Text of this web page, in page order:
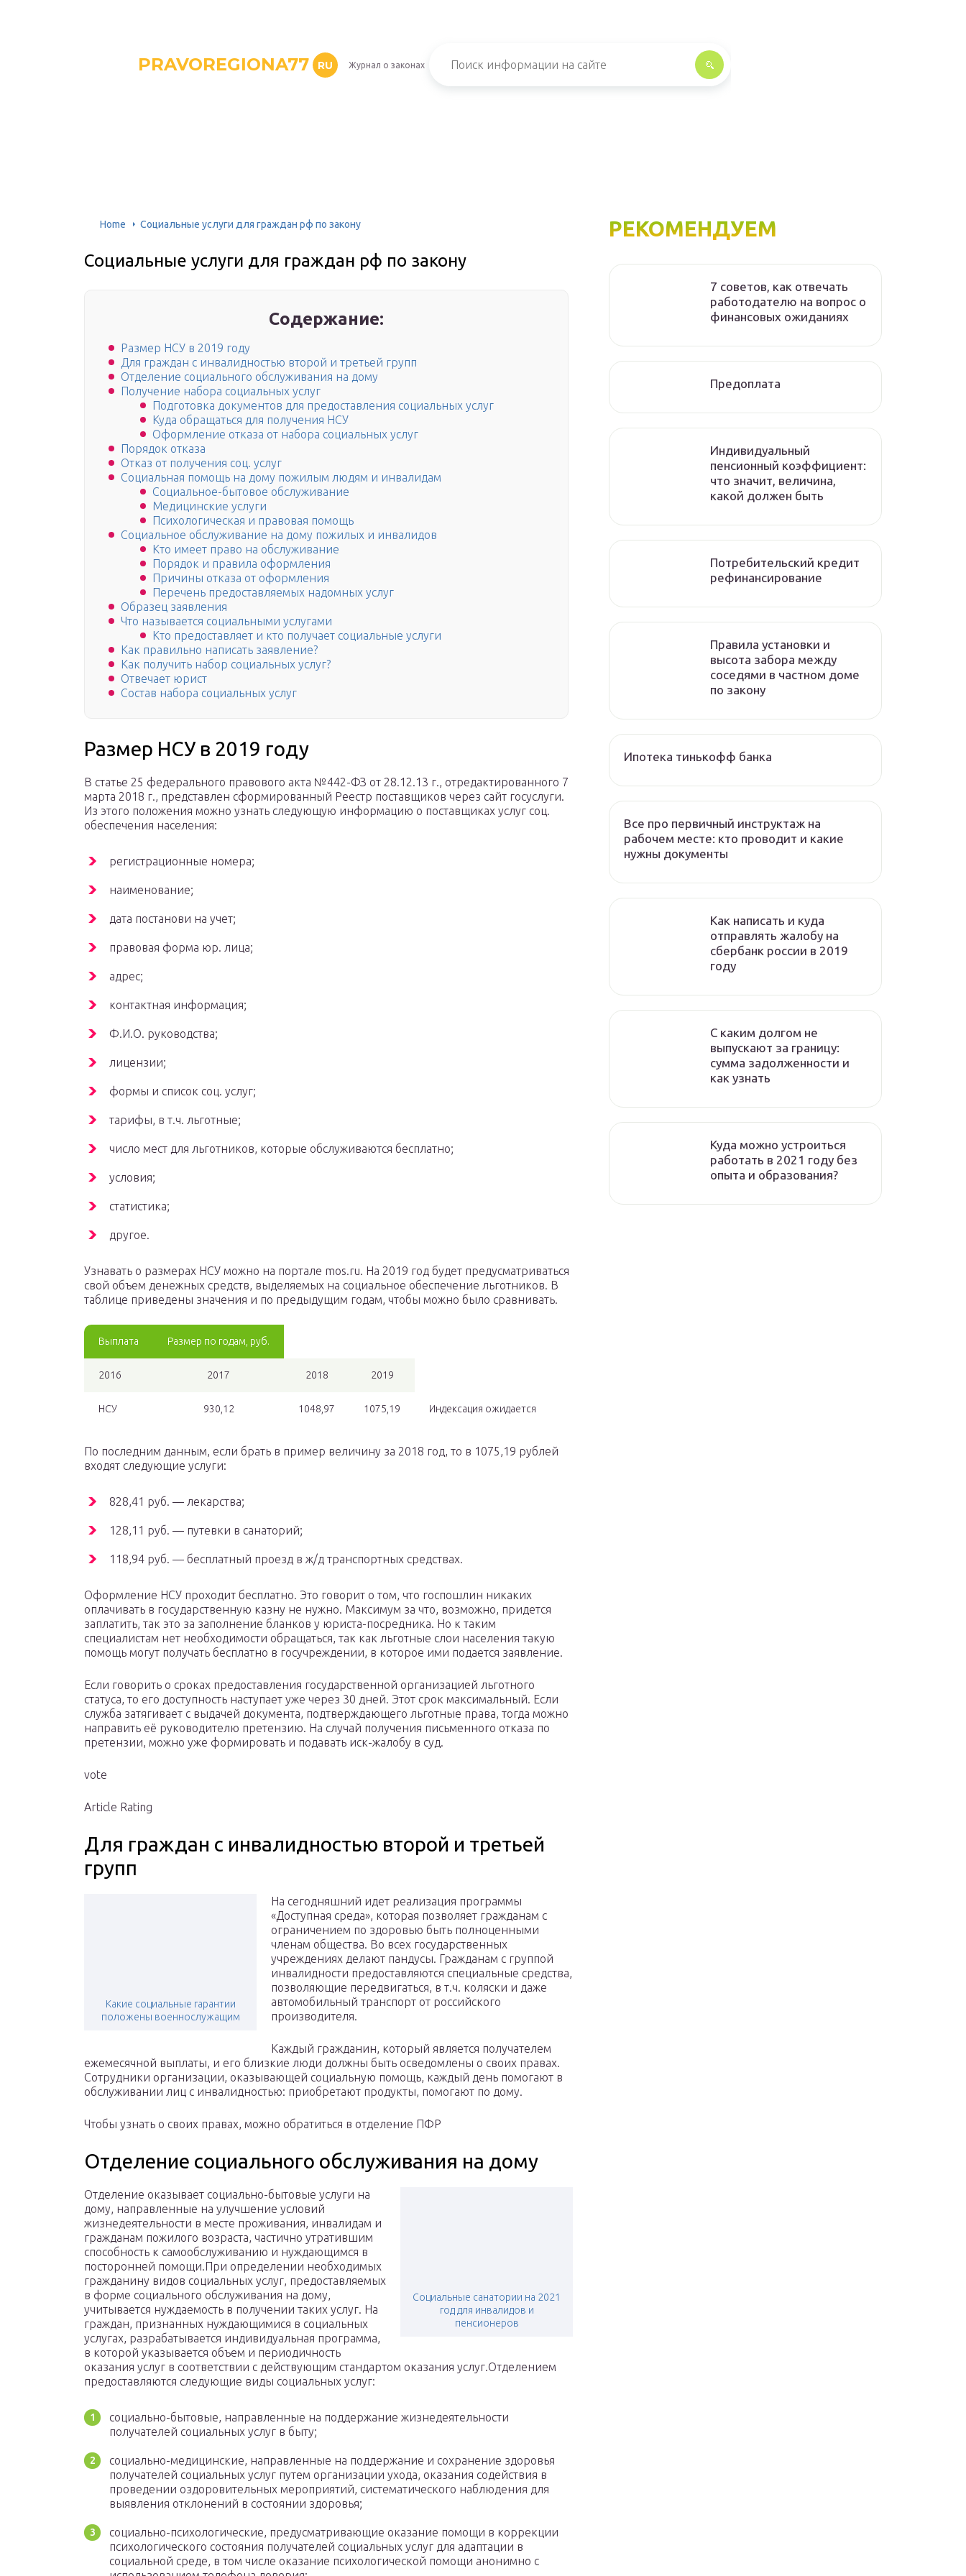
PRAVOREGIONA77 RU Журнал о законах
Home Социальные услуги для граждан рф по закону
Социальные услуги для граждан рф по закону
Содержание:
Размер НСУ в 2019 году
Для граждан с инвалидностью второй и третьей групп
Отделение социального обслуживания на дому
Получение набора социальных услуг
Подготовка документов для предоставления социальных услуг
Куда обращаться для получения НСУ
Оформление отказа от набора социальных услуг
Порядок отказа
Отказ от получения соц. услуг
Социальная помощь на дому пожилым людям и инвалидам
Социальное-бытовое обслуживание
Медицинские услуги
Психологическая и правовая помощь
Социальное обслуживание на дому пожилых и инвалидов
Кто имеет право на обслуживание
Порядок и правила оформления
Причины отказа от оформления
Перечень предоставляемых надомных услуг
Образец заявления
Что называется социальными услугами
Кто предоставляет и кто получает социальные услуги
Как правильно написать заявление?
Как получить набор социальных услуг?
Отвечает юрист
Состав набора социальных услуг
Размер НСУ в 2019 году
В статье 25 федерального правового акта №442-ФЗ от 28.12.13 г., отредактированного 7
марта 2018 г., представлен сформированный Реестр поставщиков через сайт госуслуги.
Из этого положения можно узнать следующую информацию о поставщиках услуг соц.
обеспечения населения:
регистрационные номера;
наименование;
дата постанови на учет;
правовая форма юр. лица;
адрес;
контактная информация;
Ф.И.О. руководства;
лицензии;
формы и список соц. услуг;
тарифы, в т.ч. льготные;
число мест для льготников, которые обслуживаются бесплатно;
условия;
статистика;
другое.
Узнавать о размерах НСУ можно на портале mos.ru. На 2019 год будет предусматриваться
свой объем денежных средств, выделяемых на социальное обеспечение льготников. В
таблице приведены значения и по предыдущим годам, чтобы можно было сравнивать.
Выплата Размер по годам, руб.
2016 2017 2018 2019
НСУ 930,12 1048,97 1075,19 Индексация ожидается
По последним данным, если брать в пример величину за 2018 год, то в 1075,19 рублей
входят следующие услуги:
828,41 руб. — лекарства;
128,11 руб. — путевки в санаторий;
118,94 руб. — бесплатный проезд в ж/д транспортных средствах.
Оформление НСУ проходит бесплатно. Это говорит о том, что госпошлин никаких
оплачивать в государственную казну не нужно. Максимум за что, возможно, придется
заплатить, так это за заполнение бланков у юриста-посредника. Но к таким
специалистам нет необходимости обращаться, так как льготные слои населения такую
помощь могут получать бесплатно в госучреждении, в которое ими подается заявление.
Если говорить о сроках предоставления государственной организацией льготного
статуса, то его доступность наступает уже через 30 дней. Этот срок максимальный. Если
служба затягивает с выдачей документа, подтверждающего льготные права, тогда можно
направить её руководителю претензию. На случай получения письменного отказа по
претензии, можно уже формировать и подавать иск-жалобу в суд.
vote
Article Rating
Для граждан с инвалидностью второй и третьей
групп
Какие социальные гарантии
положены военнослужащим
На сегодняшний идет реализация программы
«Доступная среда», которая позволяет гражданам с
ограничением по здоровью быть полноценными
членам общества. Во всех государственных
учреждениях делают пандусы. Гражданам с группой
инвалидности предоставляются специальные средства,
позволяющие передвигаться, в т.ч. коляски и даже
автомобильный транспорт от российского
производителя.
Каждый гражданин, который является получателем
ежемесячной выплаты, и его близкие люди должны быть осведомлены о своих правах.
Сотрудники организации, оказывающей социальную помощь, каждый день помогают в
обслуживании лиц с инвалидностью: приобретают продукты, помогают по дому.
Чтобы узнать о своих правах, можно обратиться в отделение ПФР
Отделение социального обслуживания на дому
Социальные санатории на 2021
год для инвалидов и
пенсионеров
Отделение оказывает социально-бытовые услуги на
дому, направленные на улучшение условий
жизнедеятельности в месте проживания, инвалидам и
гражданам пожилого возраста, частично утратившим
способность к самообслуживанию и нуждающимся в
посторонней помощи.При определении необходимых
гражданину видов социальных услуг, предоставляемых
в форме социального обслуживания на дому,
учитывается нуждаемость в получении таких услуг. На
граждан, признанных нуждающимися в социальных
услугах, разрабатывается индивидуальная программа,
в которой указывается объем и периодичность
оказания услуг в соответствии с действующим стандартом оказания услуг.Отделением
предоставляются следующие виды социальных услуг:
социально-бытовые, направленные на поддержание жизнедеятельности
получателей социальных услуг в быту;
социально-медицинские, направленные на поддержание и сохранение здоровья
получателей социальных услуг путем организации ухода, оказания содействия в
проведении оздоровительных мероприятий, систематического наблюдения для
выявления отклонений в состоянии здоровья;
социально-психологические, предусматривающие оказание помощи в коррекции
психологического состояния получателей социальных услуг для адаптации в
социальной среде, в том числе оказание психологической помощи анонимно с
РЕКОМЕНДУЕМ
7 советов, как отвечать
работодателю на вопрос о
финансовых ожиданиях
Предоплата
Индивидуальный
пенсионный коэффициент:
что значит, величина,
какой должен быть
Потребительский кредит
рефинансирование
Правила установки и
высота забора между
соседями в частном доме
по закону
Ипотека тинькофф банка
Все про первичный инструктаж на
рабочем месте: кто проводит и какие
нужны документы
Как написать и куда
отправлять жалобу на
сбербанк россии в 2019
году
C каким долгом не
выпускают за границу:
сумма задолженности и
как узнать
Куда можно устроиться
работать в 2021 году без
опыта и образования?